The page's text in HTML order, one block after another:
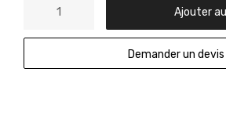
Ajouter
Demander un devis